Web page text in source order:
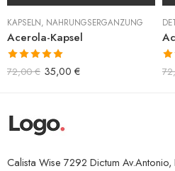
KAPSELN, NAHRUNGSERGÄNZUNG
Acerola-Kapsel
Bewertet mit
5.00von 5
72,00€ 35,00 €
Calista Wise 7292 Dictum Av.Antonio,